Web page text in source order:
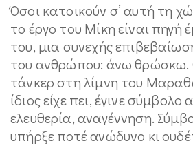
Όσοι κατοικούν σ’ αυτή τη
το έργο του Μίκη είναι πηγή
του, μια συνεχής
του ανθρώπου: άνω θρώσκω.
τάνκερ στη λίμνη του
ίδιος είχε πει, έγινε
ελευθερία, αναγέννηση.
υπήρξε ποτέ ανώδυνο κι